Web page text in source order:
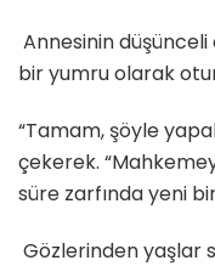
Annesinin düşünceli
bir yumru olarak
“Tamam, şöyle
çekerek.
süre zarfında yeni
Gözlerinden yaşlar